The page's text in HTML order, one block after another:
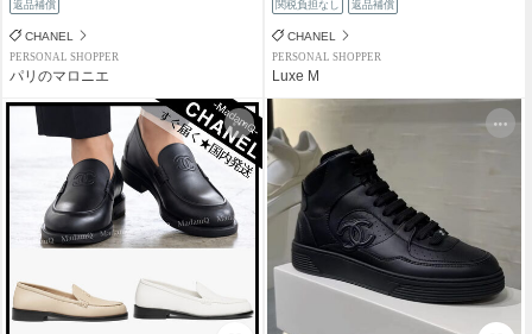
返品補償
CHANEL
PERSONAL SHOPPER
パリのマロニエ
関税負担なし 返品補償
CHANEL
PERSONAL SHOPPER
Luxe M